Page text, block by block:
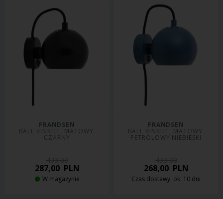
FRANDSEN
BALL KINKIET, MATOWY
CZARNY
287,00PLN
W magazynie
FRANDSEN
BALL KINKIET, MATOWY
PETROLOWY NIEBIESKI
268,00PLN
Czas dostawy: ok. 10 dni